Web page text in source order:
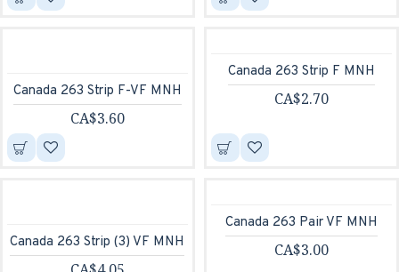
Canada 263 Strip F-VF MNH
CA$3.60
Canada 263 Strip F MNH
CA$2.70
Canada 263 Strip (3) VF MNH
Canada 263 Pair VF MNH
CA$3.00